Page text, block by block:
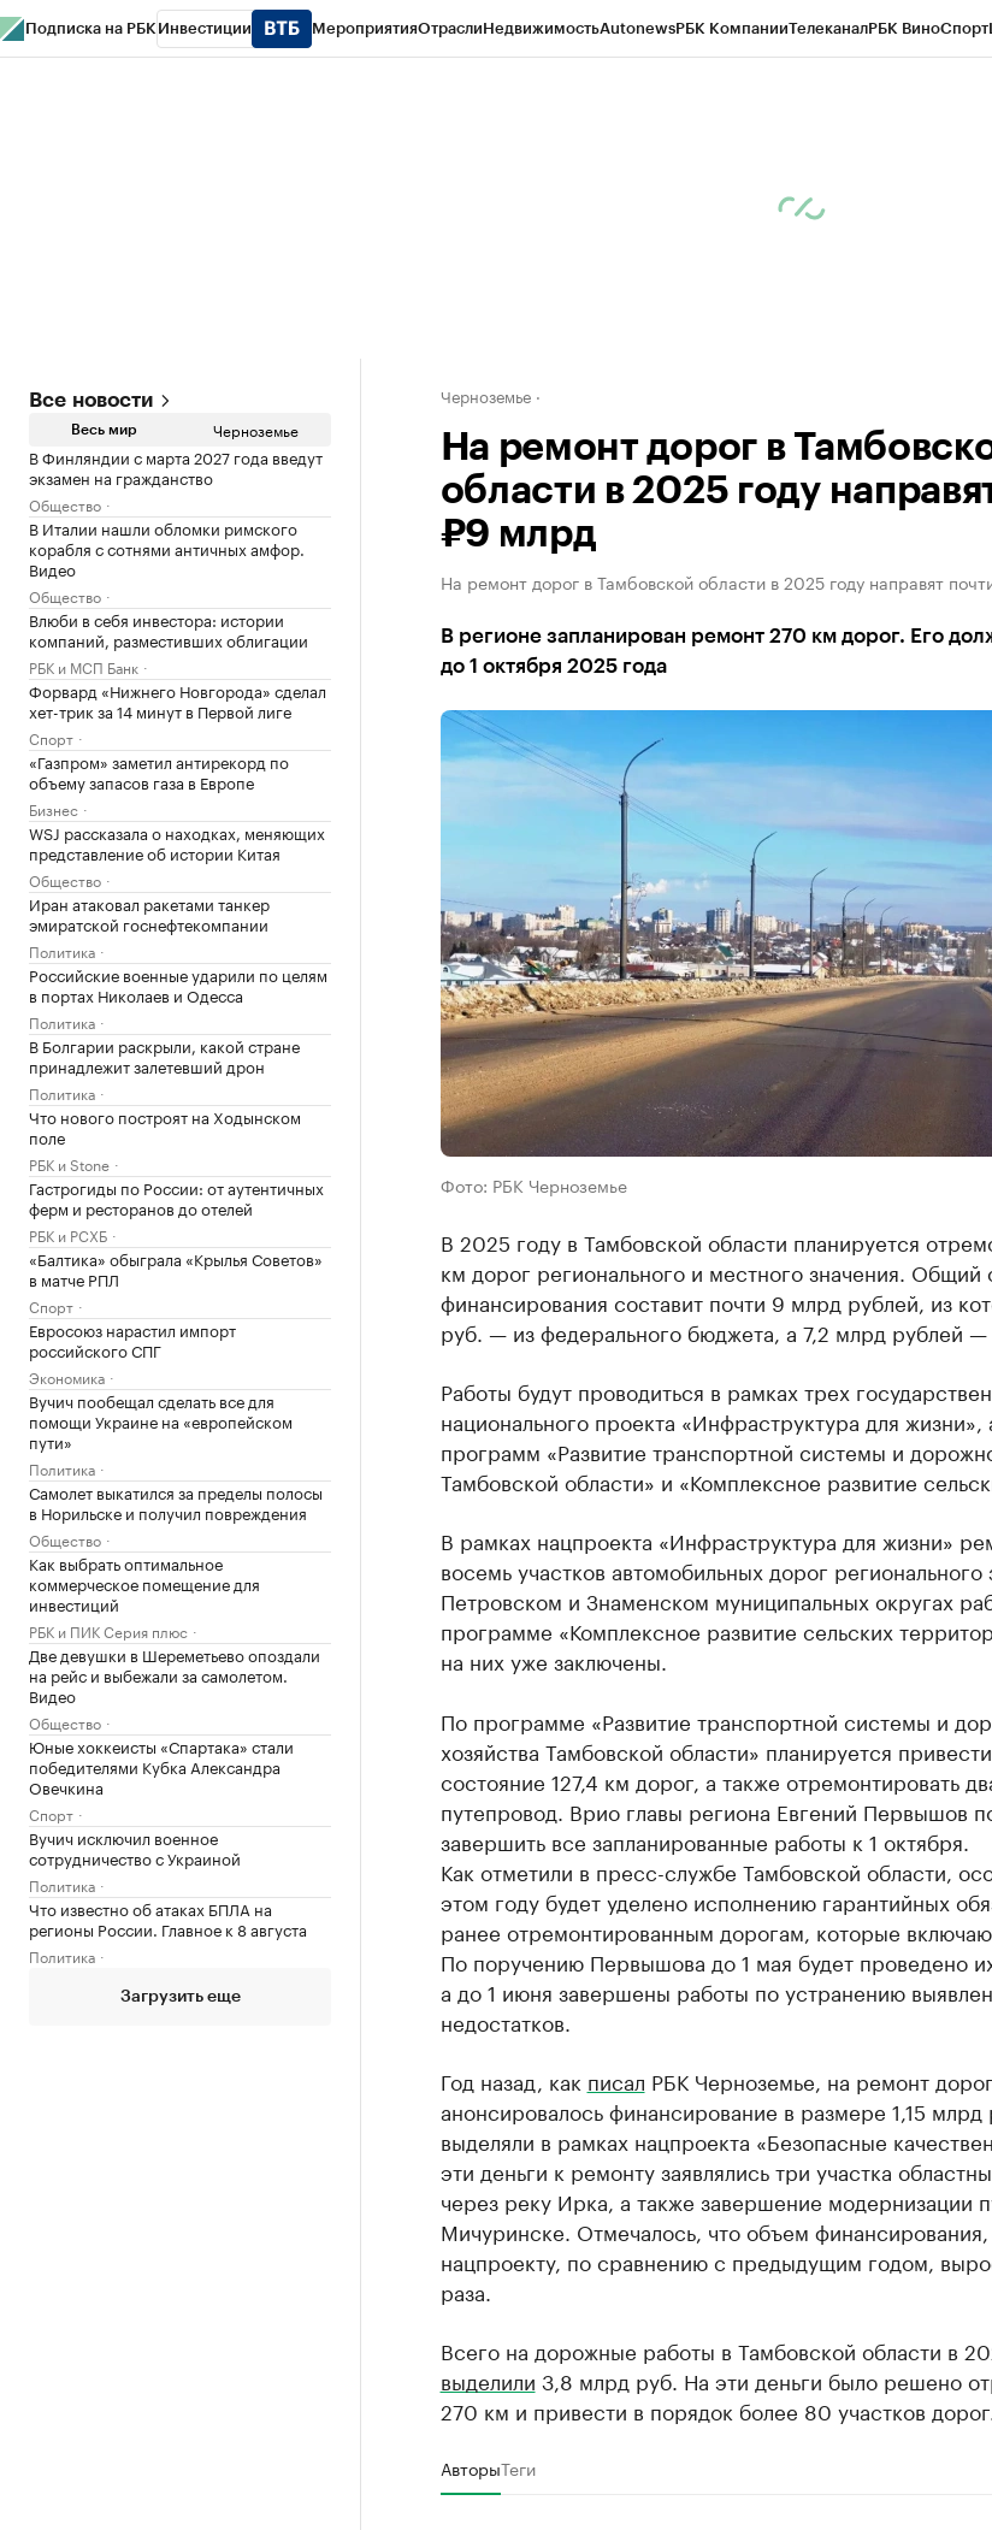
Подписка на РБК Инвестиции МероприятияОтраслиНедвижимостьAutonewsРБК КомпанииТелеканалРБК ВиноСпорт
Все новости
Весь мир Черноземье
В Финляндии с марта 2027 года введут
экзамен на гражданство
Общество
В Италии нашли обломки римского
корабля с сотнями античных амфор.
Видео
Общество
Влюби в себя инвестора: истории
компаний, разместивших облигации
РБК и МСП Банк
Форвард «Нижнего Новгорода» сделал
хет-трик за 14 минут в Первой лиге
Спорт
«Газпром» заметил антирекорд по
объему запасов газа в Европе
Бизнес
WSJ рассказала о находках, меняющих
представление об истории Китая
Общество
Иран атаковал ракетами танкер
эмиратской госнефтекомпании
Политика
Российские военные ударили по целям
в портах Николаев и Одесса
Политика
В Болгарии раскрыли, какой стране
принадлежит залетевший дрон
Политика
Что нового построят на Ходынском
поле
РБК и Stone
Гастрогиды по России: от аутентичных
ферм и ресторанов до отелей
РБК и РСХБ
«Балтика» обыграла «Крылья Советов»
в матче РПЛ
Спорт
Евросоюз нарастил импорт
российского СПГ
Экономика
Вучич пообещал сделать все для
помощи Украине на «европейском
пути»
Политика
Самолет выкатился за пределы полосы
в Норильске и получил повреждения
Общество
Как выбрать оптимальное
коммерческое помещение для
инвестиций
РБК и ПИК Серия плюс
Две девушки в Шереметьево опоздали
на рейс и выбежали за самолетом.
Видео
Общество
Юные хоккеисты «Спартака» стали
победителями Кубка Александра
Овечкина
Спорт
Вучич исключил военное
сотрудничество с Украиной
Политика
Что известно об атаках БПЛА на
регионы России. Главное к 8 августа
Политика
Загрузить еще
Черноземье
На ремонт дорог в
области в 2025 году
₽9 млрд
На ремонт дорог в Тамбовской области в 2025 году направят
В регионе запланирован ремонт 270 км дорог. Его
до 1 октября 2025 года
Фото: РБК Черноземье
В 2025 году в Тамбовской области планируется
км дорог регионального и местного значения. Общий
финансирования составит почти 9 млрд рублей, из
руб. — из федерального бюджета, а 7,2 млрд рублей —
Работы будут проводиться в рамках трех
национального проекта «Инфраструктура для жизни»,
программ «Развитие транспортной системы и
Тамбовской области» и «Комплексное развитие
В рамках нацпроекта «Инфраструктура для жизни»
восемь участков автомобильных дорог регионального
Петровском и Знаменском муниципальных округах
программе «Комплексное развитие сельских
на них уже заключены.
По программе «Развитие транспортной системы и
хозяйства Тамбовской области» планируется
состояние 127,4 км дорог, а также отремонтировать
путепровод. Врио главы региона Евгений Первышов
завершить все запланированные работы к 1 октября.
Как отметили в пресс-службе Тамбовской области,
этом году будет уделено исполнению гарантийных
ранее отремонтированным дорогам, которые
По поручению Первышова до 1 мая будет проведено
а до 1 июня завершены работы по устранению
недостатков.
Год назад, как писал РБК Черноземье, на ремонт
анонсировалось финансирование в размере 1,15 млрд
выделяли в рамках нацпроекта «Безопасные
эти деньги к ремонту заявлялись три участка
через реку Ирка, а также завершение модернизации
Мичуринске. Отмечалось, что объем
нацпроекту, по сравнению с предыдущим годом,
раза.
Всего на дорожные работы в Тамбовской области в
выделили 3,8 млрд руб. На эти деньги было решено
270 км и привести в порядок более 80 участков дорог.
АвторыТеги